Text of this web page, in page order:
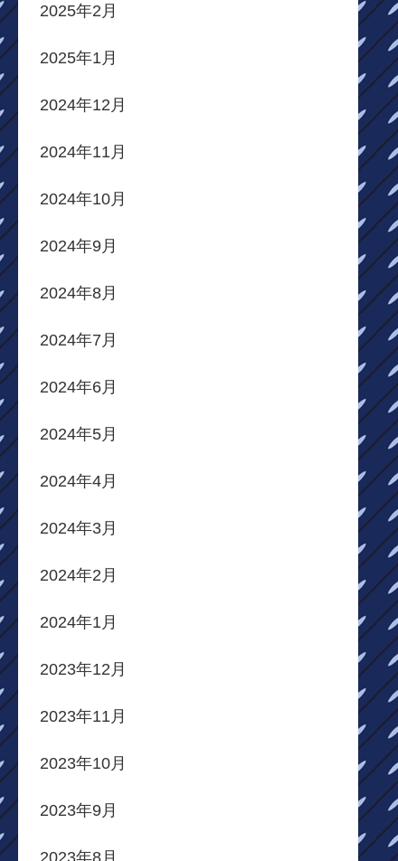
2025年2月
2025年1月
2024年12月
2024年11月
2024年10月
2024年9月
2024年8月
2024年7月
2024年6月
2024年5月
2024年4月
2024年3月
2024年2月
2024年1月
2023年12月
2023年11月
2023年10月
2023年9月
2023年8月